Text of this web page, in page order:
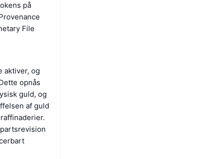
på
File
aktiver, og
opnås
guld, og
af guld